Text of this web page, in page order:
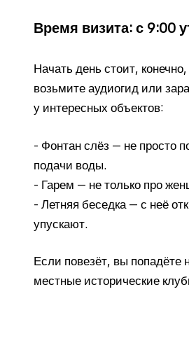
Время визита: с 9:00
Начать день стоит,
возьмите аудиогид или
у интересных объектов:
- Фонтан слёз — не просто
подачи воды.
- Гарем — не только про
- Летняя беседка — с неё
упускают.
Если повезёт, вы попадёте
местные исторические